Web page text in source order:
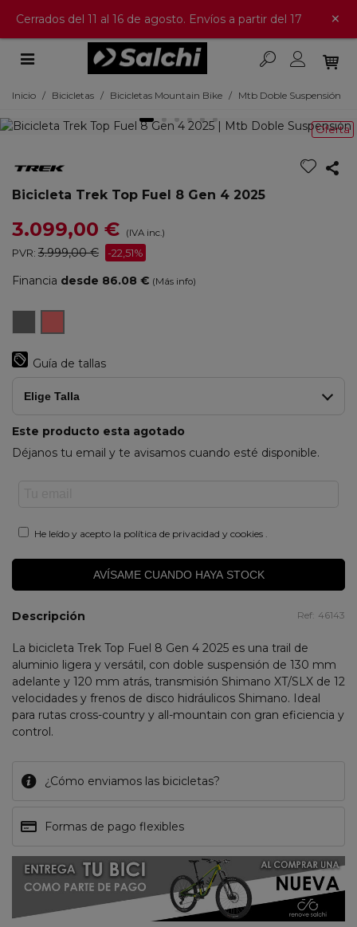
Cerrados del 11 al 16 de agosto. Envíos a partir del 17 ×
Inicio / Bicicletas / Bicicletas Mountain Bike / Mtb Doble Suspensión
Oferta
Bicicleta Trek Top Fuel 8 Gen 4 2025
3.099,00 € (IVA inc.)
PVR: 3.999,00 € -22,51%
Financia desde 86.08 € (Más info)
Dark
Web
Red
Guía de tallas
Elige Talla
Este producto esta agotado
Déjanos tu email y te avisamos cuando esté disponible.
He leído y acepto la política de privacidad y cookies .
AVÍSAME CUANDO HAYA STOCK
Descripción Ref: 46143
La bicicleta Trek Top Fuel 8 Gen 4 2025 es una trail de
aluminio ligera y versátil, con doble suspensión de 130 mm
adelante y 120 mm atrás, transmisión Shimano XT/SLX de 12
velocidades y frenos de disco hidráulicos Shimano. Ideal
para rutas cross-country y all-mountain con gran eficiencia y
control.
¿Cómo enviamos las bicicletas?
Formas de pago flexibles